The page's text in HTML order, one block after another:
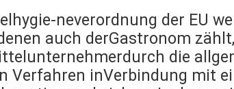
neverordnung der EU
auch derGastronom
die
Verfahren inVerbindung mit